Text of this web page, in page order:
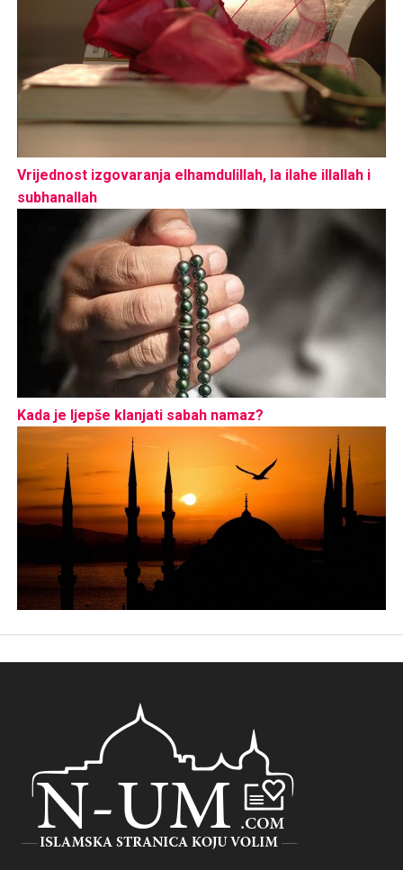
Vrijednost izgovaranja elhamdulillah, la ilahe illallah i
subhanallah
Kada je ljepše klanjati sabah namaz?